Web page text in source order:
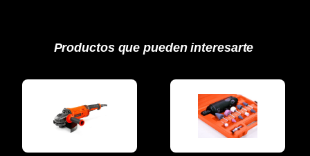
Productos que pueden interesarte